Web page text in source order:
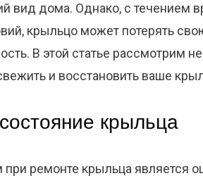
вид дома. Однако, с течением
крыльцо может потерять
В этой статье рассмотрим
и восстановить ваше
крыльца
ремонте крыльца является